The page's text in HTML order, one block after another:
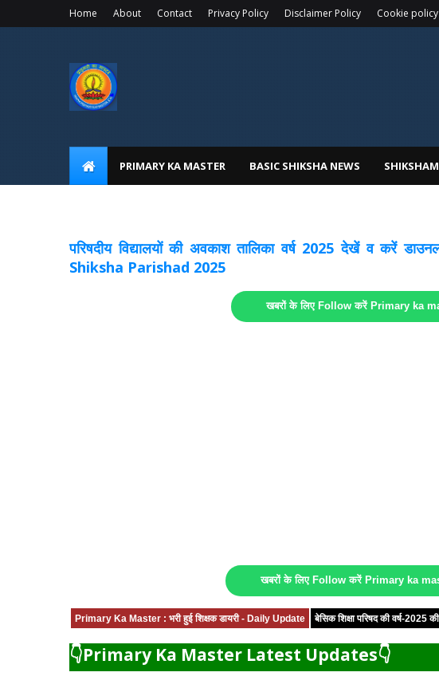
Home About Contact Privacy Policy Disclaimer Policy Cookie policy
PRIMARY KA MASTER BASIC SHIKSHA NEWS
परिषदीय विद्यालयों की अवकाश तालिका वर्ष 2025 देखें व करें
Shiksha Parishad 2025
खबरों के लिए Follow करें Primary ka
खबरों के लिए Follow करें Primary ka
Primary Ka Master : भरी हुई शिक्षक डायरी - Daily Update बेसिक शिक्षा परिषद की वर्ष-2025
👇Primary Ka Master Latest Updates👇